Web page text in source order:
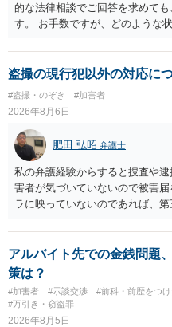
的な法律相談でご回答を求めて
す。 お手数ですが、どのような
の程度だと聞いているのかとい
相談を受けられたうえで対処方
一般論でいえば、任意取り調べ
り調べ内容を録音することは必須
盗撮の現行犯以外の対応に
#盗撮・のぞき #加害者
2026年8月6日
肥田 弘昭 弁護士
私の弁護経験からすると捜査や
害者が気づいていないので被害
ラに映っていないのであれば、
座る女性を盗撮(全体像写真1枚
着や胸など強調したものではあ
も捜査段階では性的姿態等撮影
が私の弁護経験では多くなった
都道府県の迷惑防止条例違反に
とをお勧めいたします。ご参考に
アルバイト先での金銭問題
策は？
#加害者 #示談交渉 #前科・前歴をつ
#万引き・窃盗罪
2026年8月5日